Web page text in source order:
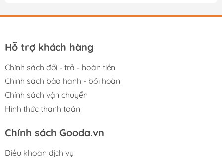
Hỗ trợ khách hàng
Chính sách đổi - trả - hoàn tiền
Chính sách bảo hành - bồi hoàn
Chính sách vận chuyển
Hình thức thanh toán
Chính sách Gooda.vn
Điều khoản dịch vụ